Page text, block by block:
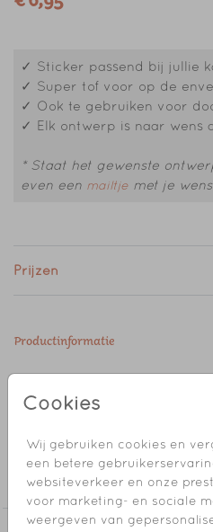
Cookies
Wij gebruiken cookies en
een betere
websiteverkeer en onze
voor marketing- en sociale
weergeven van
✓ Sticker passend bij jullie
✓ Super tof voor op de
✓ Ook te gebruiken voor
✓ Elk ontwerp is naar wens
* Staat het gewenste
even een mailtje met je
Prijzen
Productinformatie
Herfstige sluitzegel met een
Collectie
Sluitzegel